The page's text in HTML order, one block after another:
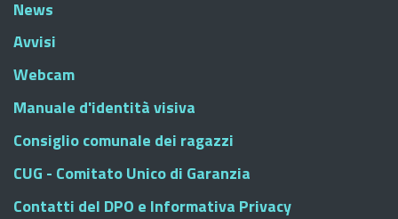
News
Avvisi
Webcam
Manuale d'identità visiva
Consiglio comunale dei ragazzi
CUG - Comitato Unico di Garanzia
Contatti del DPO e Informativa Privacy